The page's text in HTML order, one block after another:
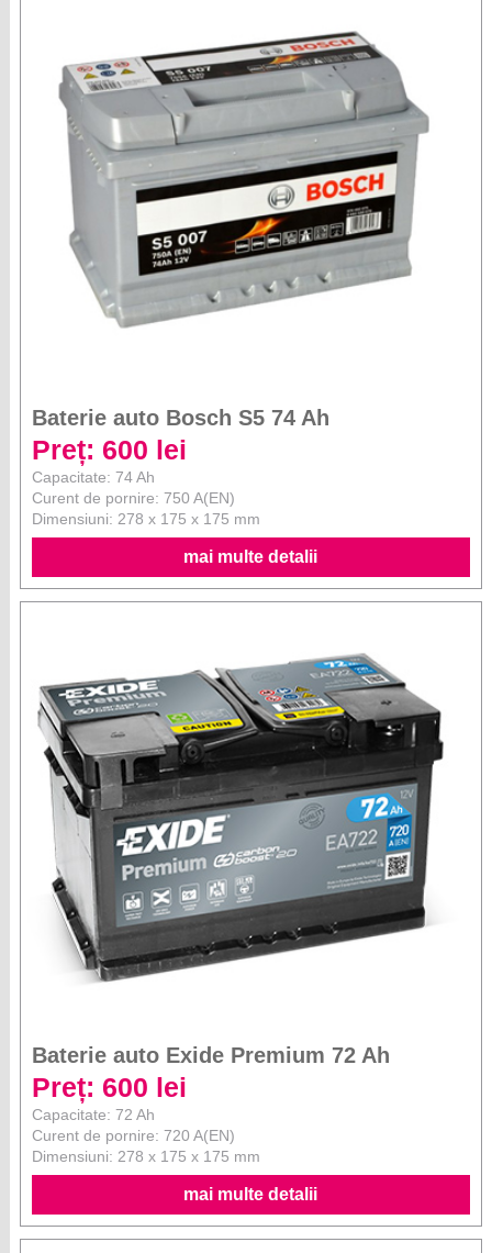
Baterie auto Bosch S5 74 Ah
Preț: 600 lei
Capacitate: 74 Ah
Curent de pornire: 750 A(EN)
Dimensiuni: 278 x 175 x 175 mm
mai multe detalii
Baterie auto Exide Premium 72 Ah
Preț: 600 lei
Capacitate: 72 Ah
Curent de pornire: 720 A(EN)
Dimensiuni: 278 x 175 x 175 mm
mai multe detalii